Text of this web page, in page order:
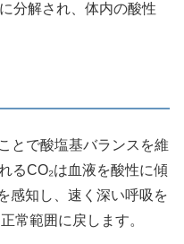
に分解され、体内の酸性
ことで酸塩基バランスを維
るCO₂は血液を酸性に傾
感知し、速く深い呼吸を
常範囲に戻します。